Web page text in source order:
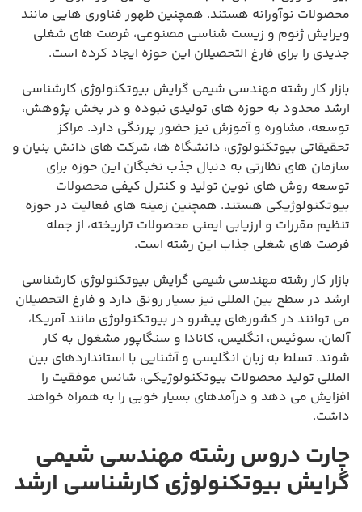
محصولات نوآورانه هستند. همچنین ظهور فناوری هایی مانند
ویرایش ژنوم و زیست شناسی مصنوعی، فرصت های شغلی
جدیدی را برای فارغ التحصیلان این حوزه ایجاد کرده است.
بازار کار رشته مهندسی شیمی گرایش بیوتکنولوژی کارشناسی
ارشد محدود به حوزه های تولیدی نبوده و در بخش پژوهش،
توسعه، مشاوره و آموزش نیز حضور پررنگی دارد. مراکز
تحقیقاتی بیوتکنولوژی، دانشگاه ها، شرکت های دانش بنیان و
سازمان های نظارتی به دنبال جذب نخبگان این حوزه برای
توسعه روش های نوین تولید و کنترل کیفی محصولات
بیوتکنولوژیکی هستند. همچنین زمینه های فعالیت در حوزه
تنظیم مقررات و ارزیابی ایمنی محصولات تراریخته، از جمله
فرصت های شغلی جذاب این رشته است.
بازار کار رشته مهندسی شیمی گرایش بیوتکنولوژی کارشناسی
ارشد در سطح بین المللی نیز بسیار رونق دارد و فارغ التحصیلان
می توانند در کشورهای پیشرو در بیوتکنولوژی مانند آمریکا،
آلمان، سوئیس، انگلیس، کانادا و سنگاپور مشغول به کار
شوند. تسلط به زبان انگلیسی و آشنایی با استانداردهای بین
المللی تولید محصولات بیوتکنولوژیکی، شانس موفقیت را
افزایش می دهد و درآمدهای بسیار خوبی را به همراه خواهد
داشت.
چارت دروس رشته مهندسی شیمی
گرایش بیوتکنولوژی کارشناسی ارشد